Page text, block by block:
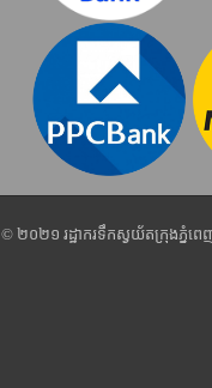
© ២០២១ រដ្ឋាករទឹកស្វយ័តក្រុងភ្នំព